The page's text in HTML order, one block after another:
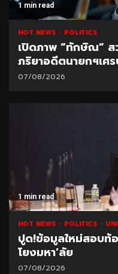
1 min read
HOT NEWS POLITICS
เปิดภาพ “ทักษิณ”
ภริยาอดีตนายกฯเศ
07/08/2026
1 min read
HOT NEWS POLITICS
ปูด!ข้อมูลใหม่สอบท้
โยงมหา’ลัย
07/08/2026